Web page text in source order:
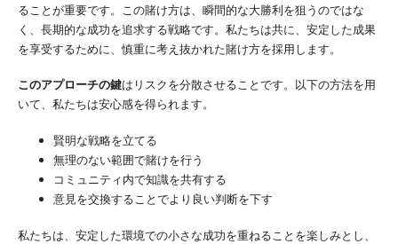
ることが重要です。この賭け方は、瞬間的な大勝利を狙うのではな
く、長期的な成功を追求する戦略です。私たちは共に、安定した成果
を享受するために、慎重に考え抜かれた賭け方を採用します。
このアプローチの鍵はリスクを分散させることです。以下の方法を用
いて、私たちは安心感を得られます。
賢明な戦略を立てる
無理のない範囲で賭けを行う
コミュニティ内で知識を共有する
意見を交換することでより良い判断を下す
私たちは、安定した環境での小さな成功を重ねることを楽しみとし、